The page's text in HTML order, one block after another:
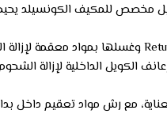
مخصص للمكيف الكونسيلد
الداخلية لإزالة